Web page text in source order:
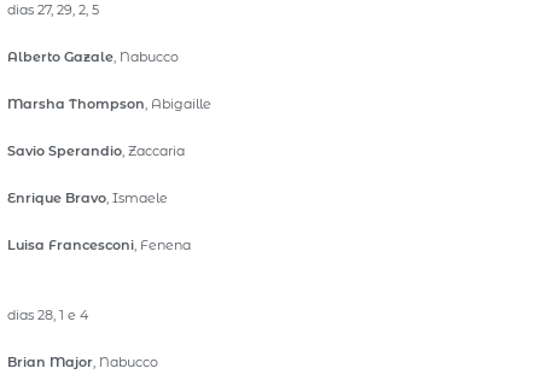
dias 27, 29, 2, 5
Alberto Gazale, Nabucco
Marsha Thompson, Abigaille
Savio Sperandio, Zaccaria
Enrique Bravo, Ismaele
Luisa Francesconi, Fenena
dias 28, 1 e 4
Brian Major, Nabucco